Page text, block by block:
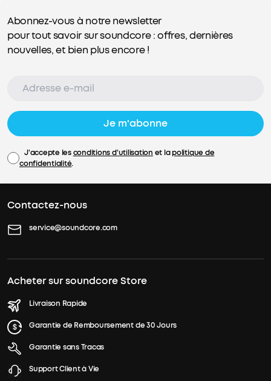
Abonnez-vous à notre newsletter
pour tout savoir sur soundcore : offres, dernières
nouvelles, et bien plus encore !
Je m'abonne
J'accepte lesconditions d'utilisation et lapolitique de
confidentialité.
Contactez-nous
service@soundcore.com
Acheter sur soundcore Store
Livraison Rapide
Garantie de Remboursement de 30 Jours
Garantie sans Tracas
Support Client à Vie